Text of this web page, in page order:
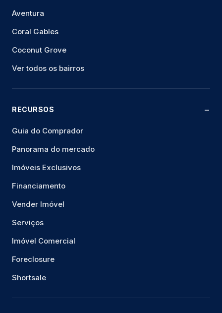
Aventura
Coral Gables
Coconut Grove
Ver todos os bairros
RECURSOS
Guia do Comprador
Panorama do mercado
Imóveis Exclusivos
Financiamento
Vender Imóvel
Serviços
Imóvel Comercial
Foreclosure
Shortsale